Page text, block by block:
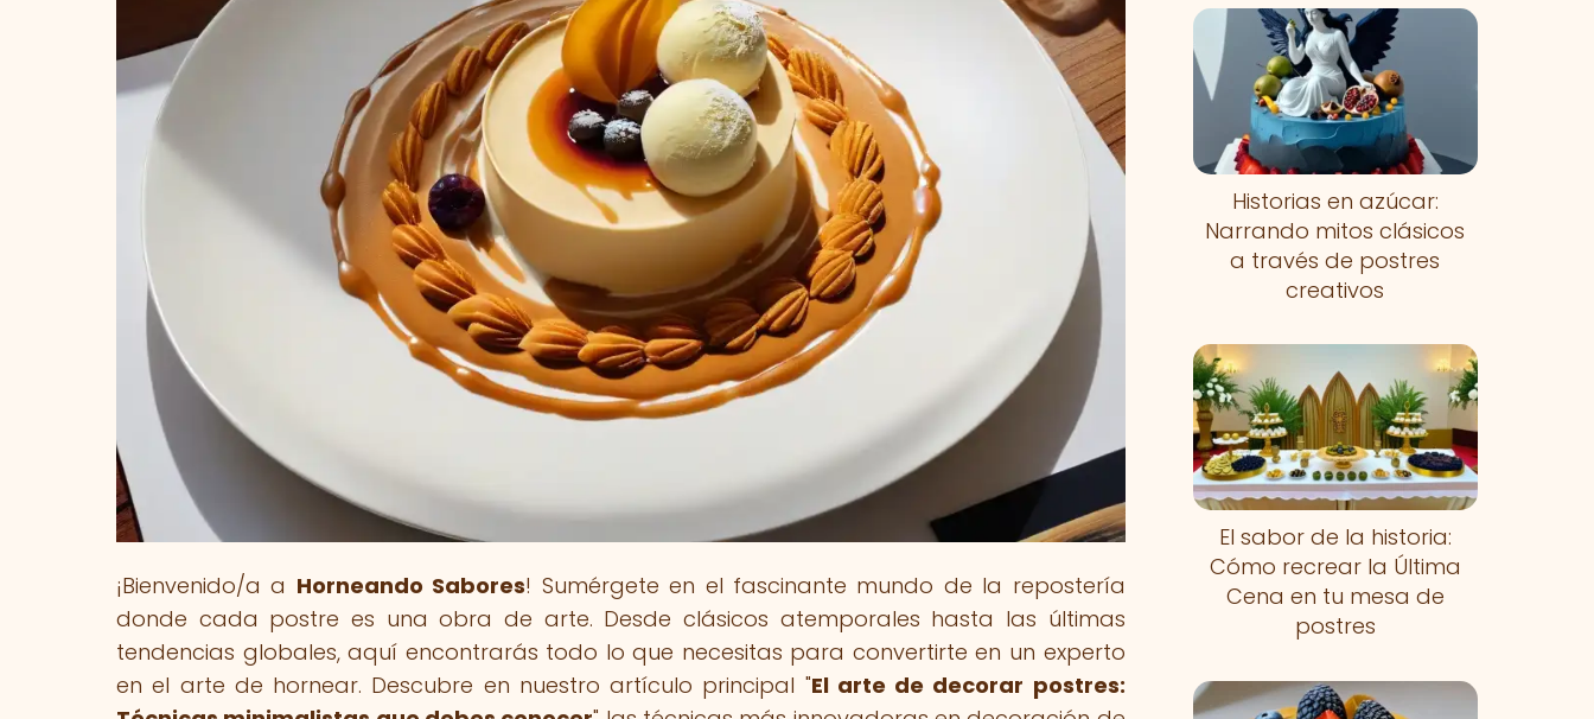
¡Bienvenido/a a Horneando Sabores! Sumérgete en el fascinante mundo de la repostería
donde cada postre es una obra de arte. Desde clásicos atemporales hasta las últimas
tendencias globales, aquí encontrarás todo lo que necesitas para convertirte en un experto
en el arte de hornear. Descubre en nuestro artículo principal "El arte de decorar postres:
Historias en azúcar:
Narrando mitos clásicos
a través de postres
creativos
El sabor de la historia:
Cómo recrear la Última
Cena en tu mesa de
postres